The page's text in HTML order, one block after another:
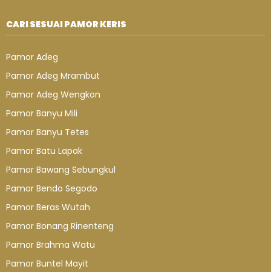
CARI SESUAI PAMOR KERIS
Pamor Adeg
Pamor Adeg Mrambut
Pamor Adeg Wengkon
Pamor Banyu Mili
Pamor Banyu Tetes
Pamor Batu Lapak
Pamor Bawang Sebungkul
Pamor Bendo Segodo
Pamor Beras Wutah
Pamor Bonang Rinenteng
Pamor Brahma Watu
Pamor Buntel Mayit